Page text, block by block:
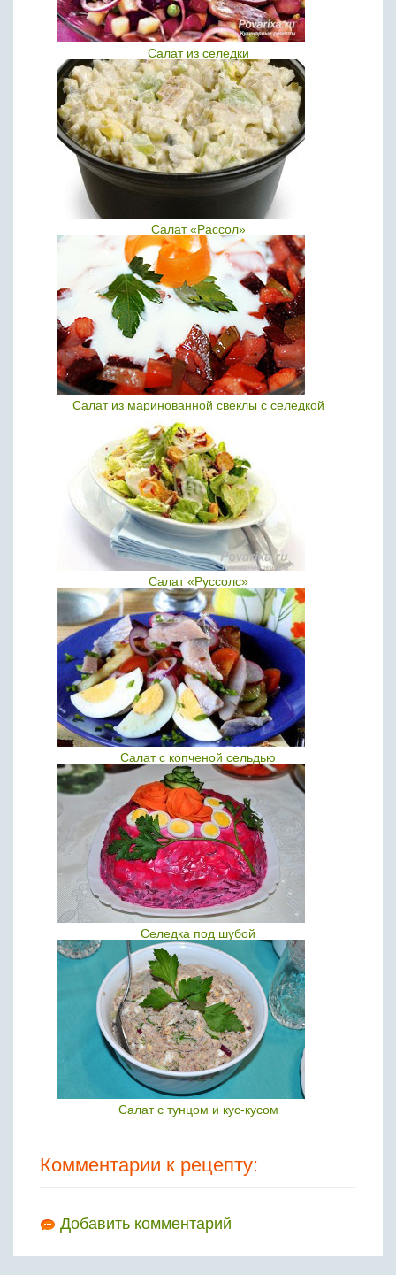
Салат из селедки
Салат «Рассол»
Салат из маринованной свеклы с селедкой
Салат «Руссолс»
Салат с копченой сельдью
Селедка под шубой
Салат с тунцом и кус-кусом
Комментарии к рецепту:
Добавить комментарий